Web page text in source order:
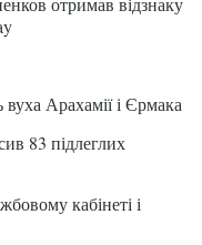
Арахамії і Єрмака
83 підлеглих
кабінеті і